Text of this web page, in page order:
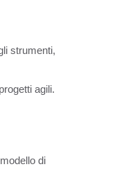
strumenti,
agili.
di